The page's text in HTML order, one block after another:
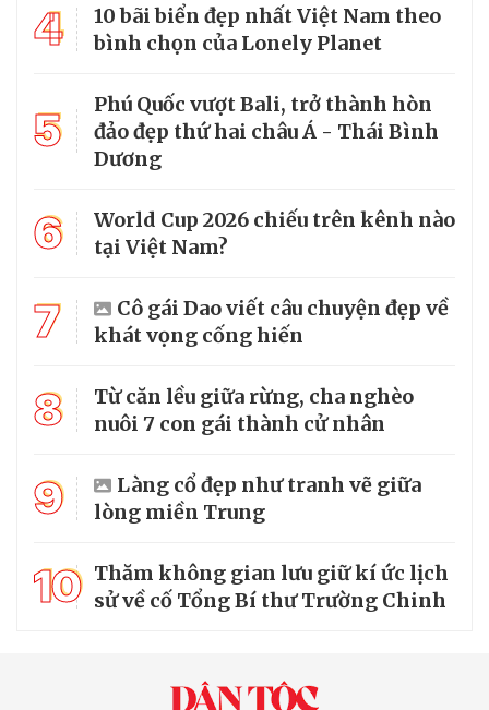
4
10 bãi biển đẹp nhất Việt Nam theo
bình chọn của Lonely Planet
5
Phú Quốc vượt Bali, trở thành hòn
đảo đẹp thứ hai châu Á - Thái Bình
Dương
6
World Cup 2026 chiếu trên kênh nào
tại Việt Nam?
7
Cô gái Dao viết câu chuyện đẹp về
khát vọng cống hiến
8
Từ căn lều giữa rừng, cha nghèo
nuôi 7 con gái thành cử nhân
9
Làng cổ đẹp như tranh vẽ giữa
lòng miền Trung
10 Thăm không gian lưu giữ kí ức lịch
sử về cố Tổng Bí thư Trường Chinh